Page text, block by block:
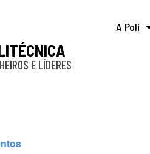
E LÍDERES
A Poli